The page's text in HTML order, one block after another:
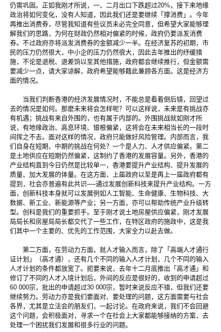
仍需巩固。正如我刚才所说，一、二月出口下跌超过20%，接下来地缘
政治将如何变化，没有人知道，因此我们还是要继续「撑消费」。今年
再推出消费券，尽管我知道有些议员未必完全同意，但希望大家能够理
解我们的思路，为何在财政仍然相对偏紧的时候，政府仍要派发消费
券。不过政府亦将派发消费券的金额减少一半。在经济复苏的初期，市
民的压力仍然很大，中小企的压力仍然很大，因此去年推出的纾缓措
施，不论是退税、退差饷以至其他措施，政府都会继续推行，但金额需
要减少一点，请大家谅解，政府希望能够藉此兼顾各方面。这是经济方
面的情况。
当我们判断香港的经济发展情况时，不能总是看着倒后镜，回望过
去的情况是如何。那麽未来将会怎样呢？可以这样说，未来是有挑战亦
有机遇；挑战有来自外围的，也有属于内部的。外围挑战就如刚才所
说，有地缘政治、高息环境、银根偏紧，这将会在未来相当长的一段时
间挥之不去。面对这样的情况，政府只能做好风险管理。内部而言，我
们自身在短期、中期的挑战在何处？一个是人力、人才供应偏紧。第二
是土地供应在短期仍然偏紧，这制约了香港的发展容量。另外，香港的
产业结构直到今日仍然是比较单一，香港要提升产业结构、提升发展的
质量、加大发展的体量。在这方面，上届政府以至是再上一届政府都有
提到，社会亦普遍有此共识──通过发展创新科技来提升产业结构。一方
面，创新科技本身就可以发展例如人工智能、生命健康、生物科技、大
数据、新工业、新能源等产业；另一方面，亦可以帮助传统产业升级转
型。创科是我们的重要抓手。至于刚才说土地房屋供应偏紧，刚才发展
局局长和房屋局局长都交代了一些工作，在特区政府的施政中，这是我
们其中一个主要的、优先的工作范围，大家全力以赴去做。
第二方面，在劳动力方面，就人才输入而言，除了「高端人才通行
证计划」（高才通），还有几个不同的输入人才计划，几个不同的输入
人才计划的条件都放宽了。扼要来说，去年十二月底推出「高才通」和
修订了不同的人才入境计划后，外间的反应是很好的，收到的申请超过
60 000宗，批出的申请超过30 000宗，暂时来说反应不错，但我们还要
继续努力。劳动力亦是我们要面对、要处理的问题，这方面需要与社会
各界，尤其是立法会的朋友们，一起讨论。在政府来说，我们不会回避
这个问题，会积极面对，寻求一个在社会上大家都能够接纳的方案，去
处理一个困扰我们发展和很多行业的问题。